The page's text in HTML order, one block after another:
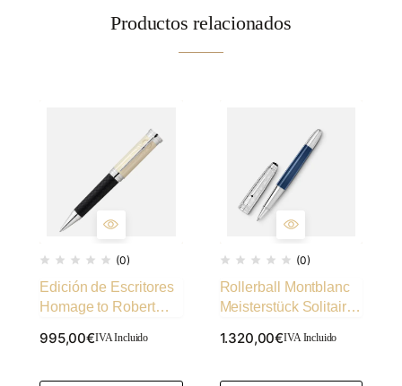
Productos relacionados
(0)
Edición de Escritores
Homage to Robert
Edición Limitada
995,00€IVA Incluido
(0)
Rollerball Montblanc
Meisterstück Solitaire
Mundo en 80 Días
1.320,00€IVA Incluido